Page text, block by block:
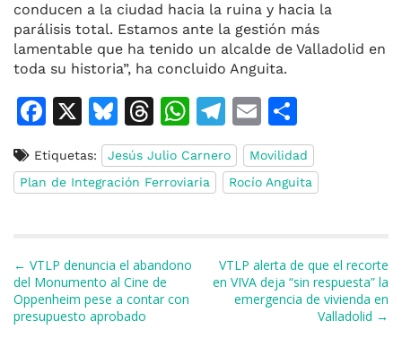
conducen a la ciudad hacia la ruina y hacia la
parálisis total. Estamos ante la gestión más
lamentable que ha tenido un alcalde de Valladolid en
toda su historia”, ha concluido Anguita.
F
c
e
o
o
k
X
Bl
u
e
s
y
T
h
re
a
s
W
h
at
s
p
T
el
e
gr
m
E
m
ai
l
o
m
p
ti
r
Etiquetas: Jesús Julio Carnero
Movilidad
Plan de Integración Ferroviaria
Rocío Anguita
Navegación de entradas
← VTLP denuncia el abandono
del Monumento al Cine de
Oppenheim pese a contar con
presupuesto aprobado
VTLP alerta de que el recorte
en VIVA deja “sin respuesta” la
emergencia de vivienda en
Valladolid →